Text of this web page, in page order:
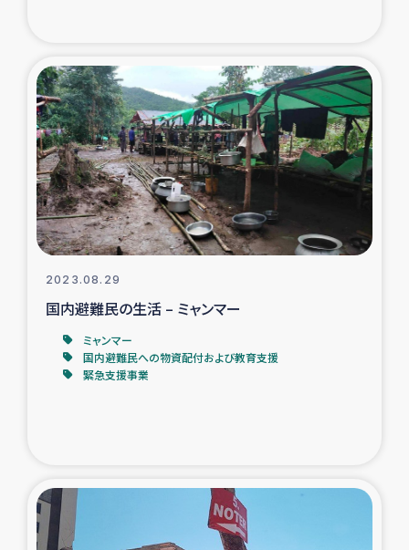
スリランカ南部洪水被災者支援
スリランカの南北女性をつなぐサリー・リサイクル・プロ
ジェクト
復興支援事業
民際教育事業
ミャンマー緊急支援
タイ国境ミャンマー移民子ども支援
2023.08.29
国内避難民の生活 – ミャンマー
ミャンマー
国内避難民への物資配付および教育支援
緊急支援事業